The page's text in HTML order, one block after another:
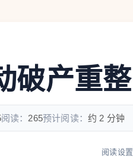
破产重整
阅读： 265预计阅读：约 2 分钟
阅读设置